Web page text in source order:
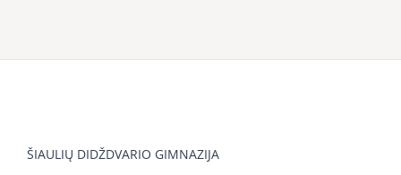
ŠIAULIŲ DIDŽDVARIO GIMNAZIJA